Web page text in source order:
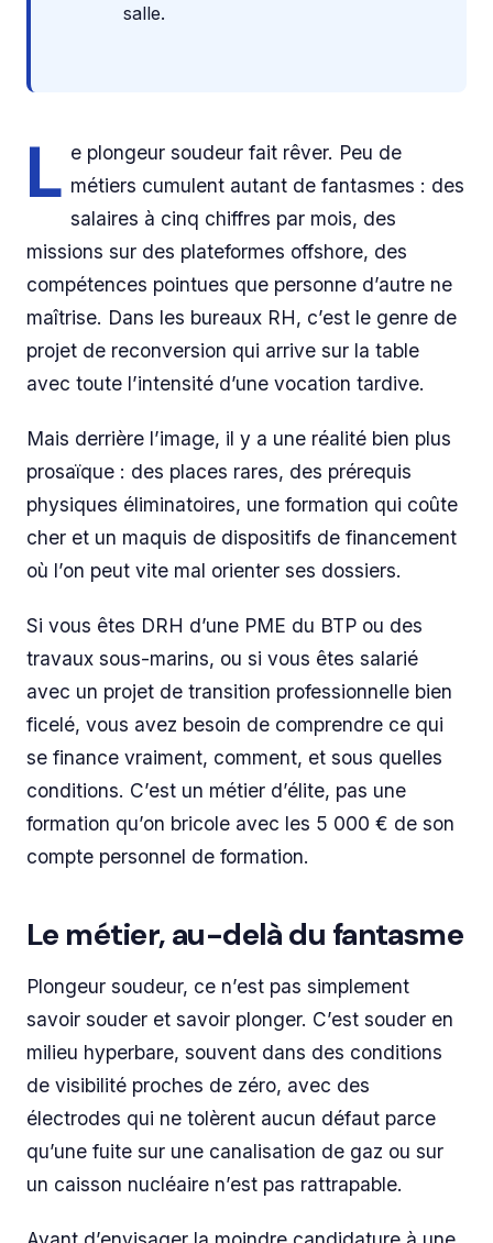
salle.
L e plongeur soudeur fait rêver. Peu de
métiers cumulent autant de fantasmes : des
salaires à cinq chiffres par mois, des
missions sur des plateformes offshore, des
compétences pointues que personne d’autre ne
maîtrise. Dans les bureaux RH, c’est le genre de
projet de reconversion qui arrive sur la table
avec toute l’intensité d’une vocation tardive.
Mais derrière l’image, il y a une réalité bien plus
prosaïque : des places rares, des prérequis
physiques éliminatoires, une formation qui coûte
cher et un maquis de dispositifs de financement
où l’on peut vite mal orienter ses dossiers.
Si vous êtes DRH d’une PME du BTP ou des
travaux sous-marins, ou si vous êtes salarié
avec un projet de transition professionnelle bien
ficelé, vous avez besoin de comprendre ce qui
se finance vraiment, comment, et sous quelles
conditions. C’est un métier d’élite, pas une
formation qu’on bricole avec les 5 000 € de son
compte personnel de formation.
Le métier, au-delà du fantasme
Plongeur soudeur, ce n’est pas simplement
savoir souder et savoir plonger. C’est souder en
milieu hyperbare, souvent dans des conditions
de visibilité proches de zéro, avec des
électrodes qui ne tolèrent aucun défaut parce
qu’une fuite sur une canalisation de gaz ou sur
un caisson nucléaire n’est pas rattrapable.